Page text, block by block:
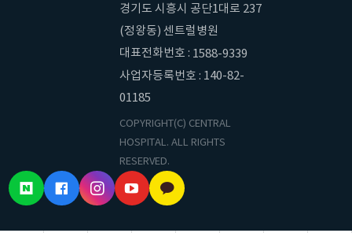
경기도 시흥시 공단1대로 237
(정왕동) 센트럴병원
대표전화번호 : 1588-9339
사업자등록번호 : 140-82-
01185
COPYRIGHT(C) CENTRAL
HOSPITAL. ALL RIGHTS
RESERVED.